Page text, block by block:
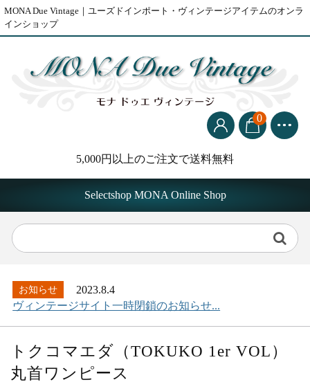
MONA Due Vintage｜ユーズドインポート・ヴィンテージアイテムのオンラ
インショップ
0
5,000円以上のご注文で送料無料
Selectshop MONA Online Shop
お知らせ
2023.8.4
ヴィンテージサイト一時閉鎖のお知らせ...
トクコマエダ（TOKUKO 1er VOL）
丸首ワンピース